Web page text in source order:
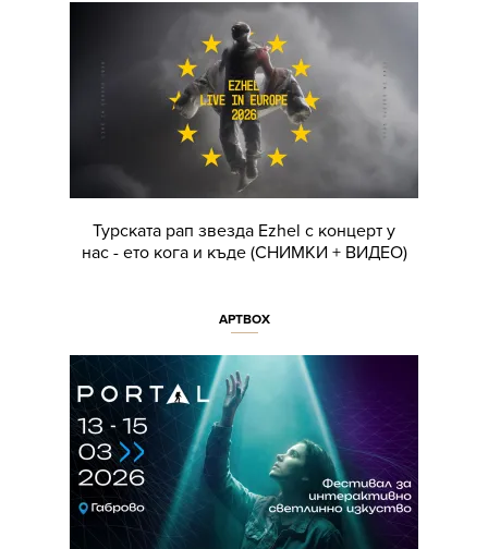
Турската рап звезда Ezhel с концерт у
нас - ето кога и къде (СНИМКИ + ВИДЕО)
АРТBOX